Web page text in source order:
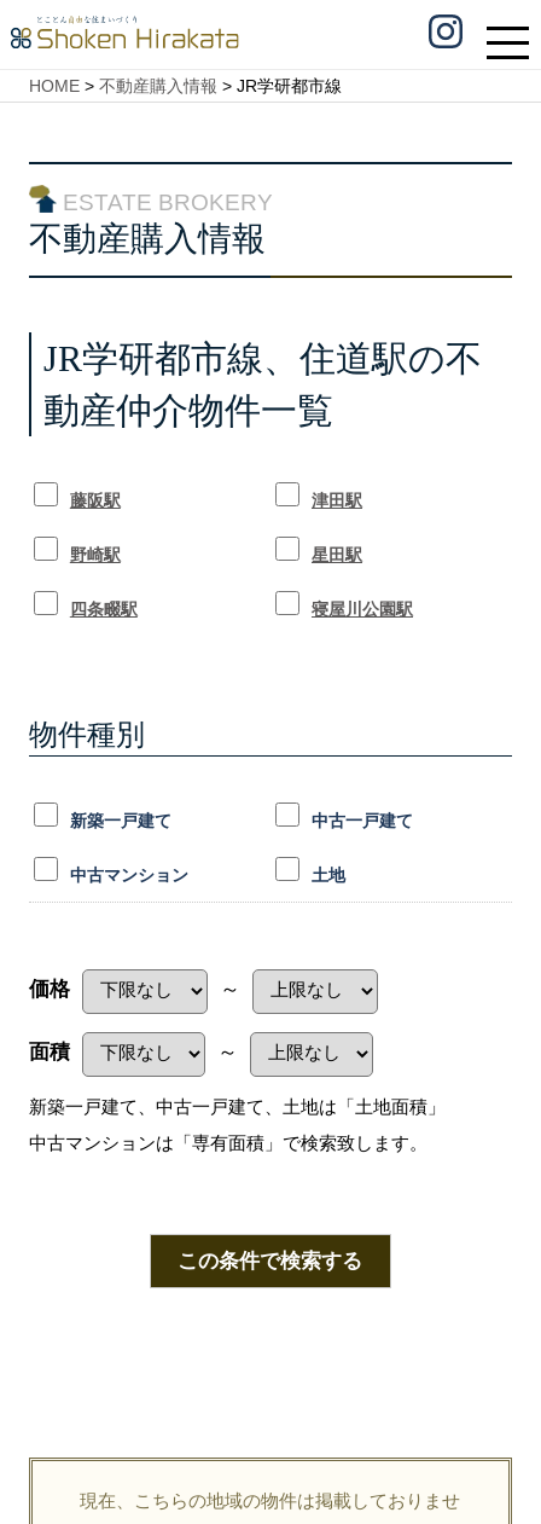
HOME> 不動産購入情報 > JR学研都市線
ESTATE BROKERY
不動産購入情報
JR学研都市線、住道駅の不
動産仲介物件一覧
藤阪駅 津田駅
野崎駅 星田駅
四条畷駅 寝屋川公園駅
物件種別
新築一戸建て 中古一戸建て
中古マンション 土地
価格 ～
面積 ～
新築一戸建て、中古一戸建て、土地は「土地面積」
中古マンションは「専有面積」で検索致します。
この条件で検索する
現在、こちらの地域の物件は掲載しておりませ